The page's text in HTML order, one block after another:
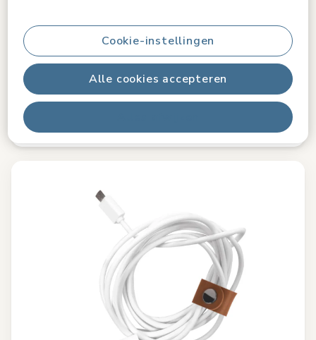
Alle cookies accepteren
Cookie-instellingen
Zitverkleiner voor Kori wipstoel
5.0 (1)
€ 15,00
Niet op voorraad